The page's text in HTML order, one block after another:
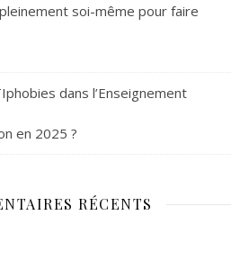
soi-même pour faire
dans l’Enseignement
en 2025 ?
RÉCENTS